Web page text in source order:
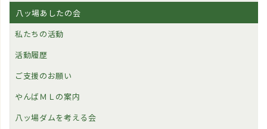
八ッ場あしたの会
私たちの活動
活動履歴
ご支援のお願い
やんばＭＬの案内
八ッ場ダムを考える会